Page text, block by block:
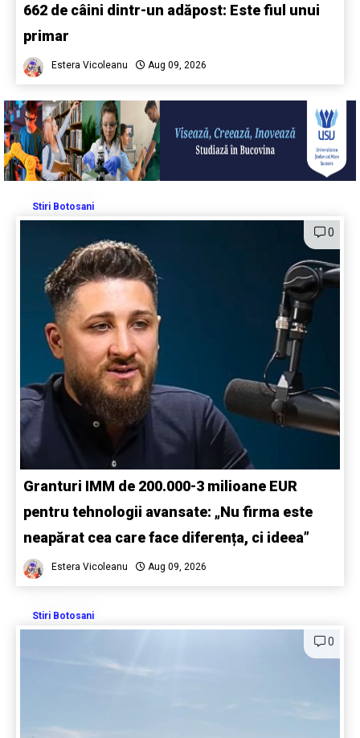
662 de câini dintr-un adăpost: Este fiul unui
primar
Estera Vicoleanu Aug 09, 2026
Stiri Botosani
0
Granturi IMM de 200.000-3 milioane EUR
pentru tehnologii avansate: „Nu firma este
neapărat cea care face diferența, ci ideea”
Estera Vicoleanu Aug 09, 2026
Stiri Botosani
0